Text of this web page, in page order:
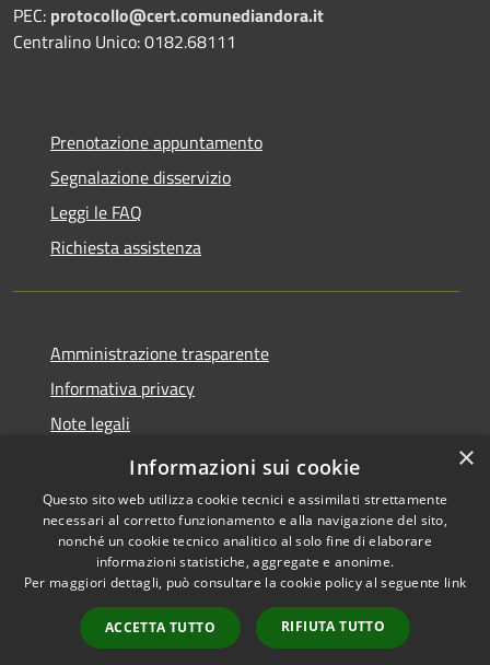
PEC: protocollo@cert.comunediandora.it
Centralino Unico: 0182.68111
Prenotazione appuntamento
Segnalazione disservizio
Leggi le FAQ
Richiesta assistenza
Amministrazione trasparente
Informativa privacy
Note legali
Dichiarazione di accessibilità
Accessibilità
Copyright © 2026 • Comune di
Andora • Powered by
Municipium•
Accesso
redazione
×
Informazioni sui cookie
Questo sito web utilizza cookie tecnici e assimilati strettamente
necessari al corretto funzionamento e alla navigazione del sito,
nonché un cookie tecnico analitico al solo fine di elaborare
informazioni statistiche, aggregate e anonime.
Per maggiori dettagli, può consultare la cookie policy al seguente link
ACCETTA TUTTO RIFIUTA TUTTO